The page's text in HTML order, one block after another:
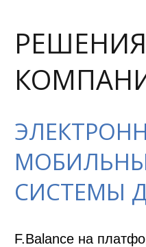
РЕШЕНИЯ
СИСТЕМЫ
F.Balance на